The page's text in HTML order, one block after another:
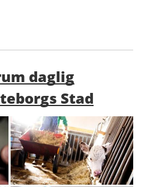
daglig
Stad